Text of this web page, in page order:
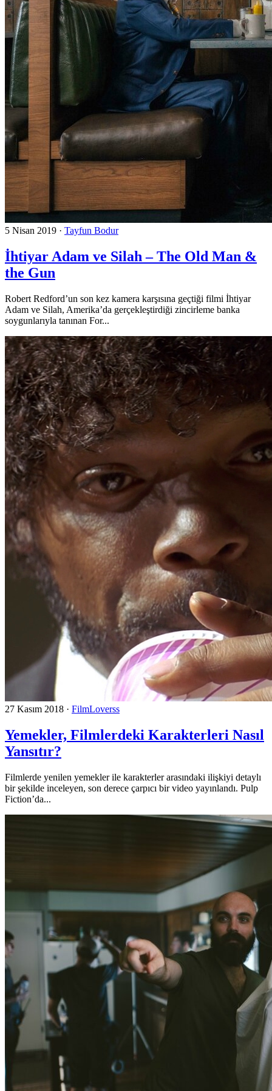
5 Nisan 2019 · Tayfun Bodur
İhtiyar Adam ve Silah – The Old Man &
the Gun
Robert Redford’un son kez kamera karşısına geçtiği filmi İhtiyar
Adam ve Silah, Amerika’da gerçekleştirdiği zincirleme banka
soygunlarıyla tanınan For...
27 Kasım 2018 · FilmLoverss
Yemekler, Filmlerdeki Karakterleri Nasıl
Yansıtır?
Filmlerde yenilen yemekler ile karakterler arasındaki ilişkiyi detaylı
bir şekilde inceleyen, son derece çarpıcı bir video yayınlandı. Pulp
Fiction’da...